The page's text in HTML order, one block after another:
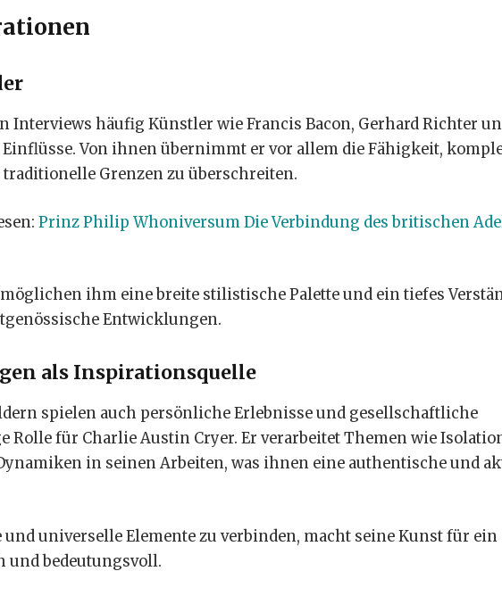
Interviews häufig Künstler wie Francis Bacon, Gerhard Richter
Einflüsse. Von ihnen übernimmt er vor allem die Fähigkeit,
Grenzen zu überschreiten.
Prinz Philip Whoniversum Die Verbindung des britischen
ihm eine breite stilistische Palette und ein tiefes
Entwicklungen.
als Inspirationsquelle
spielen auch persönliche Erlebnisse und gesellschaftliche
Rolle für Charlie Austin Cryer. Er verarbeitet Themen wie
in seinen Arbeiten, was ihnen eine authentische und
universelle Elemente zu verbinden, macht seine Kunst für ein
und bedeutungsvoll.